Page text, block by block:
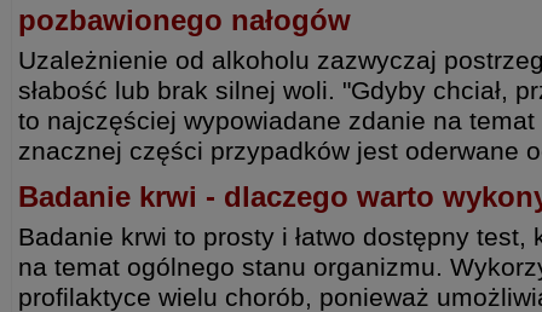
pozbawionego nałogów
Uzależnienie od alkoholu zazwyczaj
słabość lub brak silnej woli. "Gdyby chciał,
to najczęściej wypowiadane zdanie na
znacznej części przypadków jest oderwane
Badanie krwi - dlaczego warto
Badanie krwi to prosty i łatwo dostępny
na temat ogólnego stanu organizmu.
profilaktyce wielu chorób, ponieważ